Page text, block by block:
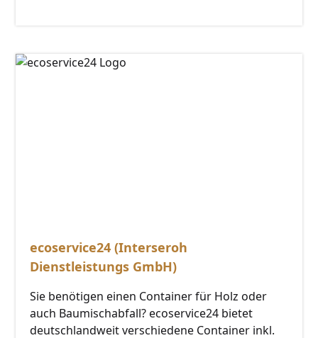
ecoservice24 (Interseroh
Dienstleistungs GmbH)
Sie benötigen einen Container für Holz oder
auch Baumischabfall? ecoservice24 bietet
deutschlandweit verschiedene Container inkl.